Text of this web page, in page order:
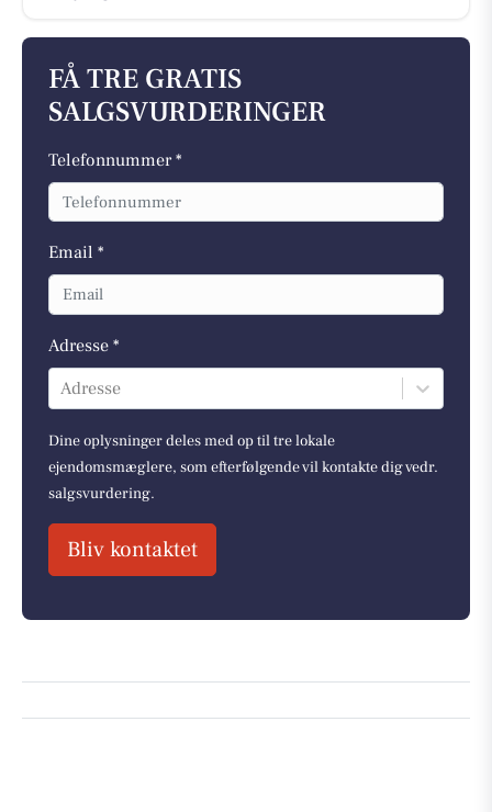
FÅ TRE GRATIS
SALGSVURDERINGER
Telefonnummer *
Email *
Adresse *
Adresse
Dine oplysninger deles med op til tre lokale
ejendomsmæglere, som efterfølgende vil kontakte dig vedr.
salgsvurdering.
Bliv kontaktet